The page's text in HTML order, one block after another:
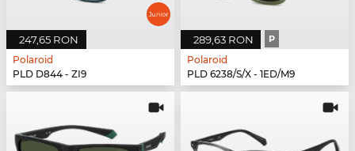
247,65 RON
Polaroid
PLD D844 - ZI9
289,63 RON P
Polaroid
PLD 6238/S/X - 1ED/M9